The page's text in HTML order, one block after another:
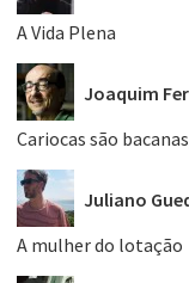
A Vida Plena
Joaquim
Cariocas são
Juliano
A mulher do lotação